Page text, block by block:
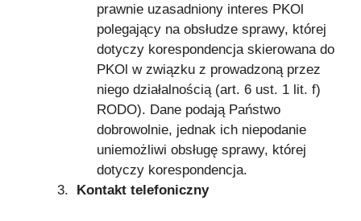
prawnie uzasadniony interes PKOl
polegający na obsłudze sprawy, której
dotyczy korespondencja skierowana do
PKOl w związku z prowadzoną przez
niego działalnością (art. 6 ust. 1 lit. f)
RODO). Dane podają Państwo
dobrowolnie, jednak ich niepodanie
uniemożliwi obsługę sprawy, której
dotyczy korespondencja.
Kontakt telefoniczny